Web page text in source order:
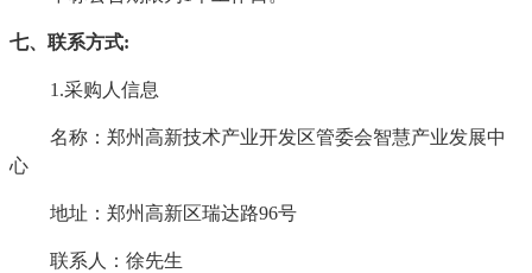
七、联系方式:
1.采购人信息
名称：郑州高新技术产业开发区管委会智慧产业发展中
心
地址：郑州高新区瑞达路96号
联系人：徐先生